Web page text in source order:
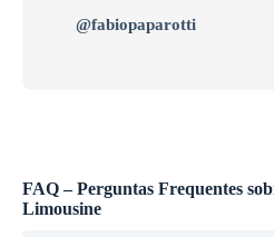
@fabiopaparotti
FAQ – Perguntas Frequentes
Limousine